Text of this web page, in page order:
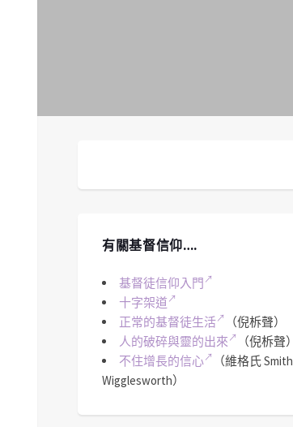
有關基督信仰….
基督徒信仰入門
十字架道
正常的基督徒生活
（倪柝聲）
人的破碎與靈的出來
（倪柝聲）
不住增長的信心
（維格氏 Smith
Wigglesworth）